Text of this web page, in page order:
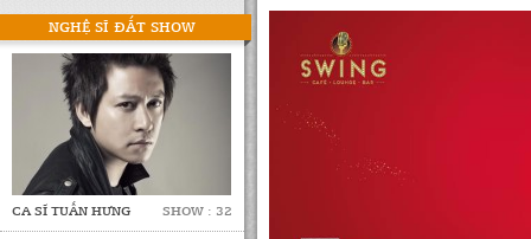
NGHỆ SĨ ĐẮT SHOW
CA SĨ TUẤN HƯNG SHOW : 32